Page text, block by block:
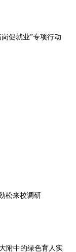
促就业”专项行动
松来校调研
附中的绿色育人实